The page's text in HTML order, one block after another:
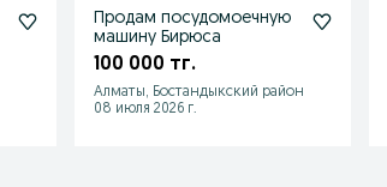
Продам посудомоечную
машину Бирюса
100 000 тг.
Алматы, Бостандыкский район
08 июля 2026 г.